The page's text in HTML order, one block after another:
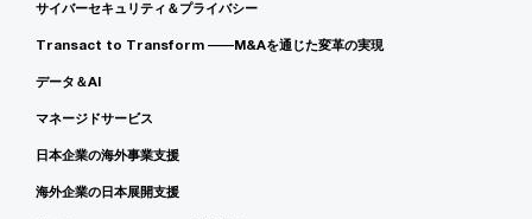
サイバーセキュリティ＆プライバシー
Transact to Transform ――M&Aを通じた変革の実現
データ＆AI
マネージドサービス
日本企業の海外事業支援
海外企業の日本展開支援